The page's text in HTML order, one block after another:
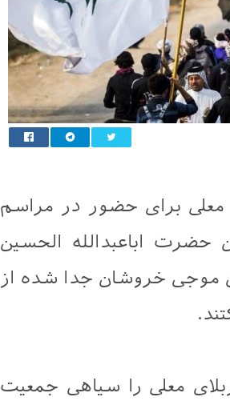
معلی برای حضور در مراسم
حضرت اباعبدالله الحسین
موجی خروشان جدا شده از
معلی را سیاهی جمعیت